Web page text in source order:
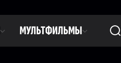
МУЛЬТФИЛЬМЫ